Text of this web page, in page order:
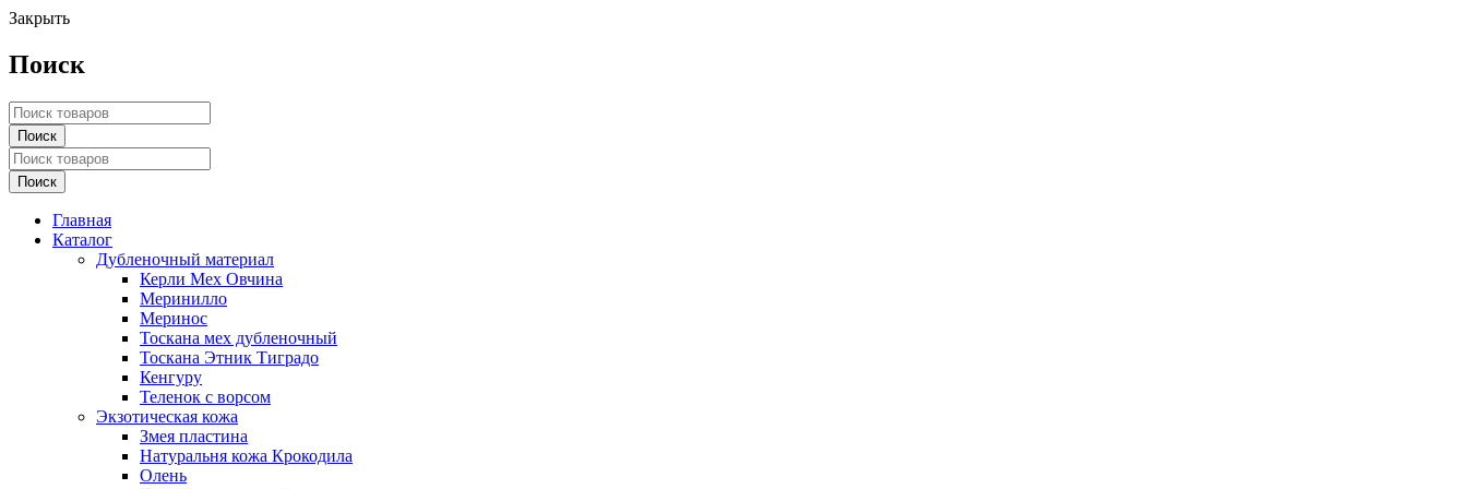
Закрыть
Поиск
Главная
Каталог
Дубленочный материал
Керли Мех Овчина
Меринилло
Меринос
Тоскана мех дубленочный
Тоскана Этник Тиградо
Кенгуру
Теленок с ворсом
Экзотическая кожа
Змея пластина
Натуральня кожа Крокодила
Олень